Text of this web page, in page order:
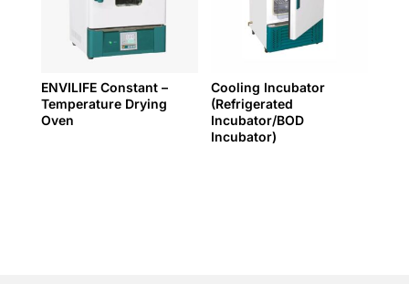
ENVILIFE Constant –
Temperature Drying
Oven
Cooling Incubator
(Refrigerated
Incubator/BOD
Incubator)